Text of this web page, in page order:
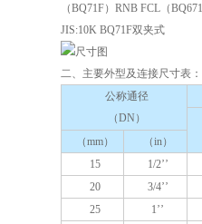
（BQ71F）RNB FCL（
JIS:10K BQ71F双夹式
二、主要外型及连接尺寸表 ：
公称通径
（DN）
（mm）
（in）
15
1/2’’
20
3/4’’
25
1’’